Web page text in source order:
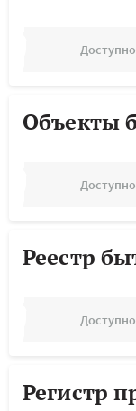
Объекты
Реестр
Регистр